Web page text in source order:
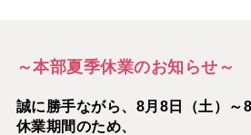
～本部夏季休業のお知らせ～
誠に勝手ながら、8月8日（土）～
休業期間のため、